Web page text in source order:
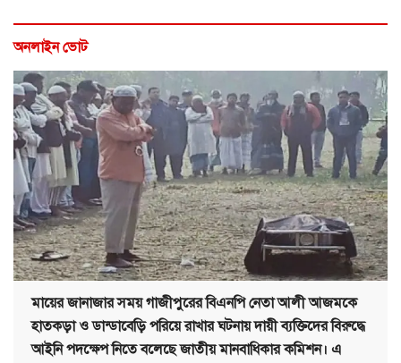
অনলাইন ভোট
মায়ের জানাজার সময় গাজীপুরের বিএনপি নেতা আলী আজমকে
হাতকড়া ও ডান্ডাবেড়ি পরিয়ে রাখার ঘটনায় দায়ী ব্যক্তিদের বিরুদ্ধে
আইনি পদক্ষেপ নিতে বলেছে জাতীয় মানবাধিকার কমিশন। এ